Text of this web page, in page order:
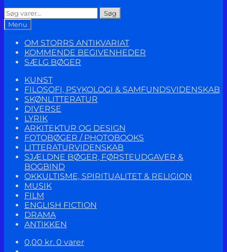
Søg
efter:
Søg
Menu
OM STORRS ANTIKVARIAT
KOMMENDE BEGIVENHEDER
SÆLG BØGER
KUNST
FILOSOFI, PSYKOLOGI & SAMFUNDSVIDENSKAB
SKØNLITTERATUR
DIVERSE
LYRIK
ARKITEKTUR OG DESIGN
FOTOBØGER / PHOTOBOOKS
LITTERATURVIDENSKAB
SJÆLDNE BØGER, FØRSTEUDGAVER &
BOGBIND
OKKULTISME, SPIRITUALITET & RELIGION
MUSIK
FILM
ENGLISH FICTION
DRAMA
ANTIKKEN
0,00 kr. 0 varer